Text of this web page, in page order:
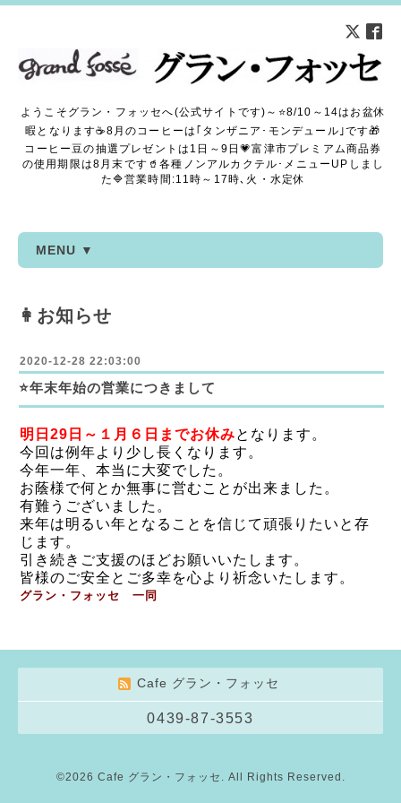
ようこそグラン・フォッセへ(公式サイトです)～⭐8/10～14はお盆休
暇となります☕8月のコーヒーは｢タンザニア･モンデュール｣です🎁
コーヒー豆の抽選プレゼントは1日～9日💗富津市プレミアム商品券
の使用期限は8月末です🥤各種ノンアルカクテル･メニューUPしまし
た🔷営業時間:11時～17時､火・水定休
MENU ▼
👩お知らせ
2020-12-28 22:03:00
⭐年末年始の営業につきまして
明日29日～１月６日までお休みとなります。
今回は例年より少し長くなります。
今年一年、本当に大変でした。
お蔭様で何とか無事に営むことが出来ました。
有難うございました。
来年は明るい年となることを信じて頑張りたいと存
じます。
引き続きご支援のほどお願いいたします。
皆様のご安全とご多幸を心より祈念いたします。
グラン・フォッセ 一同
Cafe グラン・フォッセ
0439-87-3553
©2026 Cafe グラン・フォッセ . All Rights Reserved.